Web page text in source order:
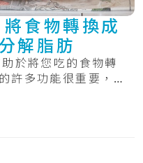
食物轉換成
解脂肪
於將您吃的食物轉
許多功能很重要，尤